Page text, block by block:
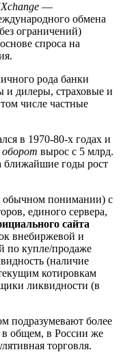
—
обмена
ограничений)
спроса на
рода банки
и дилеры, страховые и
числе частные
в 1970-80-х годах и
вырос с 5 млрд.
ближайшие годы рост
обычном понимании) с
единого сервера,
сайта
внебиржевой и
по купле/продаже
(наличие
котировкам
ликвидности (в
подразумевают более
общем, в России же
торговля.